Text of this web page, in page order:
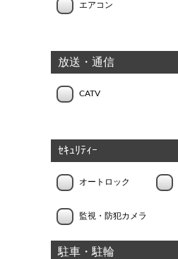
エアコン
放送・通信
CATV
ｾｷｭﾘﾃｨｰ
オートロック
監視・防犯カメラ
駐車・駐輪